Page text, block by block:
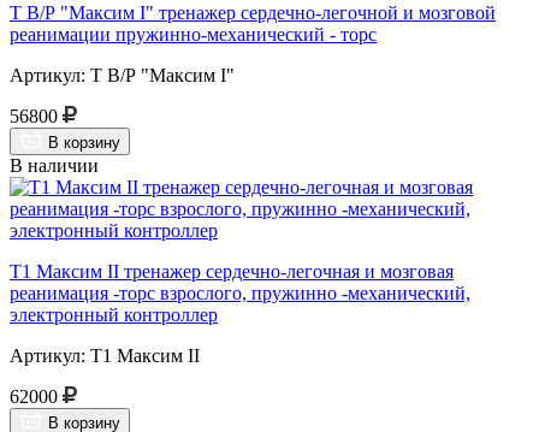
Т В/Р "Максим I" тренажер сердечно-легочной и мозговой
реанимации пружинно-механический - торс
Артикул: Т В/Р "Максим I"
56800
В корзину
В наличии
Т1 Максим II тренажер сердечно-легочная и мозговая
реанимация -торс взрослого, пружинно -механический,
электронный контроллер
Артикул: Т1 Максим II
62000
В корзину